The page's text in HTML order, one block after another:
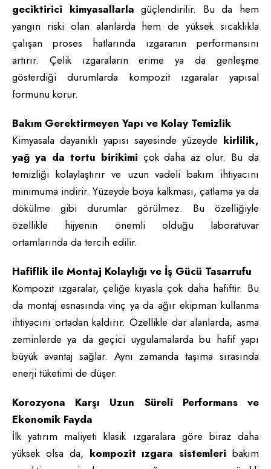
geciktirici kimyasallarla güçlendirilir. Bu da hem
yangın riski olan alanlarda hem de yüksek sıcaklıkla
çalışan proses hatlarında ızgaranın performansını
artırır. Çelik ızgaraların erime ya da genleşme
gösterdiği durumlarda kompozit ızgaralar yapısal
formunu korur.
Bakım Gerektirmeyen Yapı ve Kolay Temizlik
Kimyasala dayanıklı yapısı sayesinde yüzeyde kirlilik,
yağ ya da tortu birikimi çok daha az olur. Bu da
temizliği kolaylaştırır ve uzun vadeli bakım ihtiyacını
minimuma indirir. Yüzeyde boya kalkması, çatlama ya da
dökülme gibi durumlar görülmez. Bu özelliğiyle
özellikle hijyenin önemli olduğu laboratuvar
ortamlarında da tercih edilir.
Hafiflik ile Montaj Kolaylığı ve İş Gücü Tasarrufu
Kompozit ızgaralar, çeliğe kıyasla çok daha hafiftir. Bu
da montaj esnasında vinç ya da ağır ekipman kullanma
ihtiyacını ortadan kaldırır. Özellikle dar alanlarda, asma
zeminlerde ya da geçici uygulamalarda bu hafif yapı
büyük avantaj sağlar. Aynı zamanda taşıma sırasında
enerji tüketimi de düşer.
Korozyona Karşı Uzun Süreli Performans ve
Ekonomik Fayda
İlk yatırım maliyeti klasik ızgaralara göre biraz daha
yüksek olsa da, kompozit ızgara sistemleri bakım